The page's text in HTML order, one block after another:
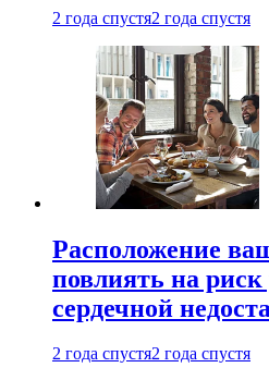
2 года спустя2 года спустя
Расположение
повлиять на риск
сердечной
2 года спустя2 года спустя